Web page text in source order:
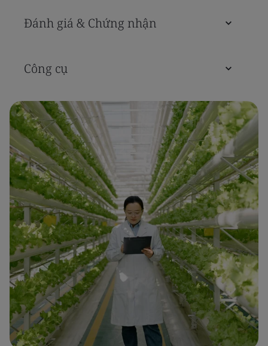
Đánh giá & Chứng nhận
Công cụ